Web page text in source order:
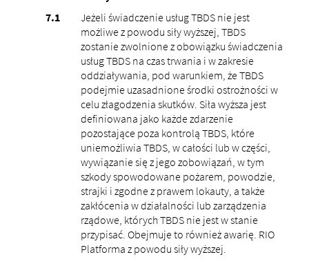
Jeżeli świadczenie usług TBDS nie jest
możliwe z powodu siły wyższej, TBDS
zostanie zwolnione z obowiązku świadczenia
usług TBDS na czas trwania i w zakresie
oddziaływania, pod warunkiem, że TBDS
podejmie uzasadnione środki ostrożności w
celu złagodzenia skutków. Siła wyższa jest
definiowana jako każde zdarzenie
pozostające poza kontrolą TBDS, które
uniemożliwia TBDS, w całości lub w części,
wywiązanie się z jego zobowiązań, w tym
szkody spowodowane pożarem, powodzie,
strajki i zgodne z prawem lokauty, a także
zakłócenia w działalności lub zarządzenia
rządowe, których TBDS nie jest w stanie
przypisać. Obejmuje to również awarię. RIO
Platforma z powodu siły wyższej.